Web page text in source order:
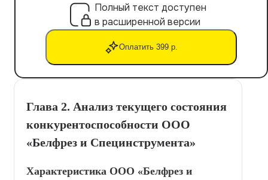
Полный текст доступен
в расширенной версии
Оплатить 399 р.
Глава 2. Анализ текущего состояния
конкурентоспособности ООО
«Белфрез и Специнструмента»
Характеристика ООО «Белфрез и